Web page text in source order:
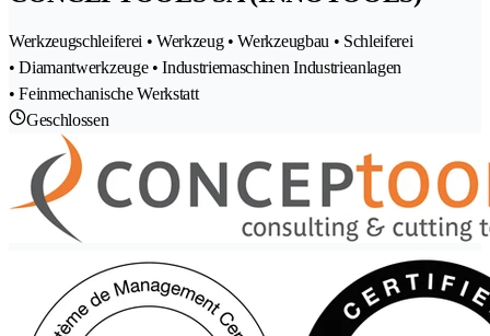
Werkzeugschleiferei • Werkzeug • Werkzeugbau • Schleiferei
• Diamantwerkzeuge • Industriemaschinen Industrieanlagen
• Feinmechanische Werkstatt
Geschlossen